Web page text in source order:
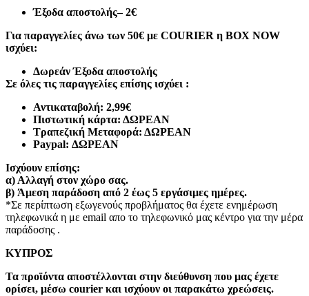
Έξοδα αποστολής– 2€
Για παραγγελίες άνω των 50€ με COURIER η BOX NOW
ισχύει:
Δωρεάν Έξοδα αποστολής
Σε όλες τις παραγγελίες επίσης ισχύει :
Αντικαταβολή: 2,99€
Πιστωτική κάρτα: ΔΩΡΕΑΝ
Τραπεζική Μεταφορά: ΔΩΡΕΑΝ
Paypal: ΔΩΡΕΑΝ
Ισχύουν επίσης:
α)Αλλαγή στον χώρο σας.
β) Άμεση παράδοση από 2 έως 5 εργάσιμες ημέρες.
*Σε περίπτωση εξωγενούς προβλήματος θα έχετε ενημέρωση
τηλεφωνικά η με email απο το τηλεφωνικό μας κέντρο για την μέρα
παράδοσης .
ΚΥΠΡΟΣ
Τα προϊόντα αποστέλλονται στην διεύθυνση που μας έχετε
ορίσει, μέσω courier και ισχύουν οι παρακάτω χρεώσεις.